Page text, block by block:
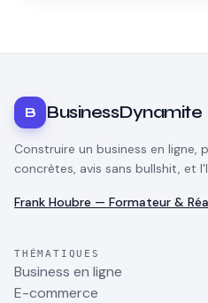
B BusinessDynamite
Construire un business en ligne,
concrètes, avis sans bullshit, et
Frank Houbre — Formateur &
THÉMATIQUES
Business en ligne
E-commerce